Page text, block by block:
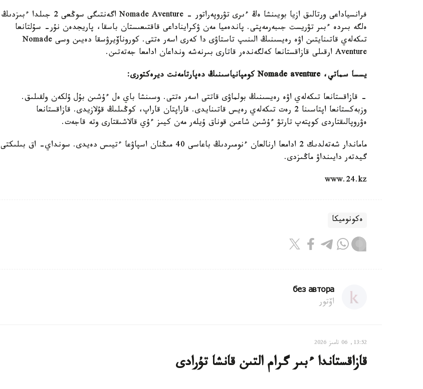
فرانسياداعى ورتالىق ازيا بويىنشا ەڭ ءىرى تۋروپەراتور - Nomade Aventure اگەنتىگى سوڭعى 2 جىلدا ءبىزدىڭ
ەلگە بىردە ءبىر تۋريست جىبەرمەپتى. پاندەميا مەن ۋكرايناداعى قاقتىعىستان باسقا، پاريجدەن نۇر- سۇلتانعا
تىكەلەي قاتىنايتىن اۋە رەيسىنىڭ الىنىپ تاستاۋى دا كەرى اسەر ەتتى. كوروناۆيرۋسقا دەيىن وسى Nomade
Aventure ارقىلى قازاقستانعا كەلگەندەر قاتارى بىرنەشە ونداعان ادامعا جەتەتىن.
يسسا سماتي، Nomade aventure كومپانياسىنىڭ دەپارتامەنت ديرەكتورى:
- قازاقستانعا تىكەلەي اۋە رەيسىنىڭ بولماۋى قاتتى اسەر ەتتى. وسىنشا باي ەل ءۇشىن بۇل ۇلكەن ولقىلىق.
وزبەكستانعا اپتاسىنا 2 رەت تىكەلەي رەيس قاتىنايدى. قاراپتان قاراپ، كوڭىلىڭ قۇلازيدى. قازاقستانعا
ەۋروپالىقتاردى كوپتەپ تارتۋ ءۇشىن شاعىن قوناق ۇيلەر مەن كيىز ءۇي قالاشىقتارى وتە قاجەت.
ماماندار شەتەلدىك 2 ادامعا ارنالعان ءنومىردىڭ باعاسى 40 مىڭنان اسپاۋعا ءتيىس دەيدى. سونداي- اق بىلىكتى
گيدتەر دايىنداۋ ماڭىزدى.
www.24.kz
ەكونوميكا
без автора
اۆتور
13:52, 06 تامىز 2026
قازاقستاندا ءبىر گرام التىن قانشا تۇرادى